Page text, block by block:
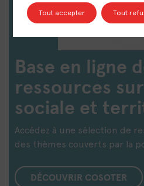
Base en ligne
ressources
sociale et
Accédez à une sélection de
des thèmes couverts par la
DÉCOUVRIR COSOTER
Tout accepter Tout